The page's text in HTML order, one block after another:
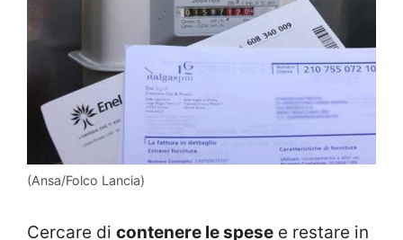
(Ansa/Folco Lancia)
Cercare di contenere le spese e restare in